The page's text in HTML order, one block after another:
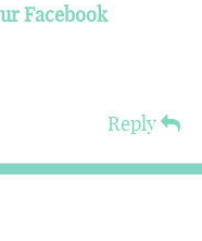
Facebook
Reply